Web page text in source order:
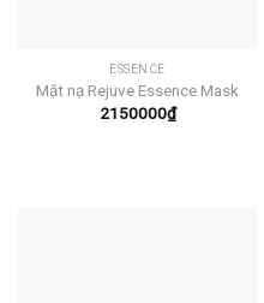
ESSENCE
Mặt nạ Rejuve Essence Mask
2150000₫